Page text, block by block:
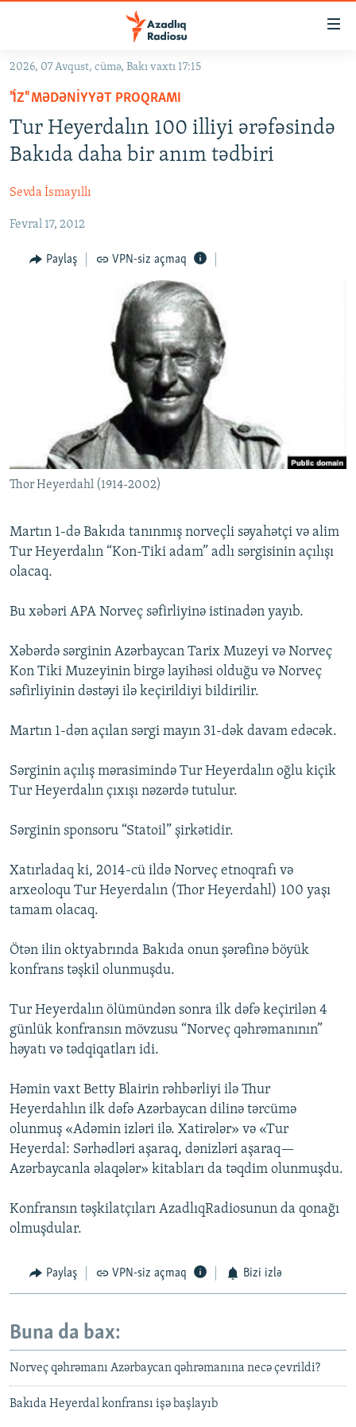
Əsas
qayıt
Əsas
naviqasiyaya
qayıt
Axtarışa
GÜNDƏM
KORRUPSIOMETR
FƏRQƏ BAX
QANUNI DOĞRU
ARAŞDIRMA
AZƏRBAYCAN ƏDƏBIYYATI KITABXANASI
İSLAM VƏ DEMOKRATIYA
İZ - MƏDƏNIYYƏT PROQRAMI
PEŞƏ ETIKASI VƏ JURNALISTIKA STANDARTLARIMIZ
MATERIALLARIMIZDAN ISTIFADƏ
AZADLIQRADIOSU MOBIL TELEFONUNUZDA
BIZIMLƏ ƏLAQƏ
RFE/RL-in bütün saytları
2026, 07 Avqust, cümə, Bakı vaxtı 17:15
"İZ" MƏDƏNIYYƏT PROQRAMI
Tur Heyerdalın 100 illiyi ərəfəsində
Bakıda daha bir anım tədbiri
Sevda İsmayıllı
Fevral 17, 2012
Paylaş VPN-siz açmaq
Thor Heyerdahl (1914-2002)
Martın 1-də Bakıda tanınmış norveçli səyahətçi və alim
Tur Heyerdalın “Kon-Tiki adam” adlı sərgisinin açılışı
olacaq.
Bu xəbəri APA Norveç səfirliyinə istinadən yayıb.
Xəbərdə sərginin Azərbaycan Tarix Muzeyi və Norveç
Kon Tiki Muzeyinin birgə layihəsi olduğu və Norveç
səfirliyinin dəstəyi ilə keçirildiyi bildirilir.
Martın 1-dən açılan sərgi mayın 31-dək davam edəcək.
Sərginin açılış mərasimində Tur Heyerdalın oğlu kiçik
Tur Heyerdalın çıxışı nəzərdə tutulur.
Sərginin sponsoru “Statoil” şirkətidir.
Xatırladaq ki, 2014-cü ildə Norveç etnoqrafı və
arxeoloqu Tur Heyerdalın (Thor Heyerdahl) 100 yaşı
tamam olacaq.
Ötən ilin oktyabrında Bakıda onun şərəfinə böyük
konfrans təşkil olunmuşdu.
Tur Heyerdalın ölümündən sonra ilk dəfə keçirilən 4
günlük konfransın mövzusu “Norveç qəhrəmanının”
həyatı və tədqiqatları idi.
Həmin vaxt Betty Blairin rəhbərliyi ilə Thur
Heyerdahlın ilk dəfə Azərbaycan dilinə tərcümə
olunmuş «Adəmin izləri ilə. Xatirələr» və «Tur
Heyerdal: Sərhədləri aşaraq, dənizləri aşaraq—
Azərbaycanla əlaqələr» kitabları da təqdim olunmuşdu.
Konfransın təşkilatçıları AzadlıqRadiosunun da qonağı
olmuşdular.
Paylaş VPN-siz açmaq Bizi izlə
Buna da bax:
Norveç qəhrəmanı Azərbaycan qəhrəmanına necə çevrildi?
Bakıda Heyerdal konfransı işə başlayıb